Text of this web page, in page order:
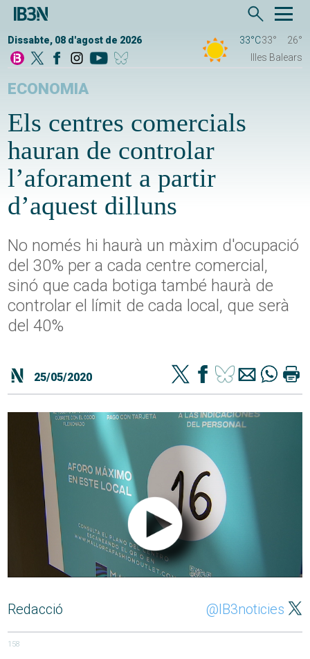
Dissabte, 08 d'agost de 2026 33°C33°
26°
Illes Balears
ECONOMIA
Els centres comercials
hauran de controlar
l’aforament a partir
d’aquest dilluns
No només hi haurà un màxim d'ocupació
del 30% per a cada centre comercial,
sinó que cada botiga també haurà de
controlar el límit de cada local, que serà
del 40%
25/05/2020
Redacció @IB3noticies
158